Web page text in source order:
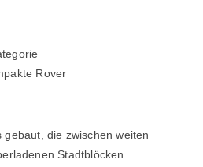
Rover
gebaut, die zwischen weiten
Stadtblöcken